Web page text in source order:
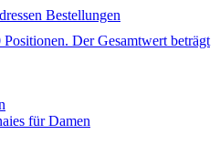
Bestellungen
Der Gesamtwert beträgt
für Damen